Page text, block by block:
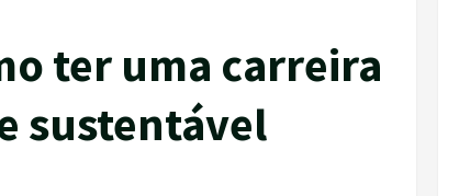
ter uma carreira
sustentável